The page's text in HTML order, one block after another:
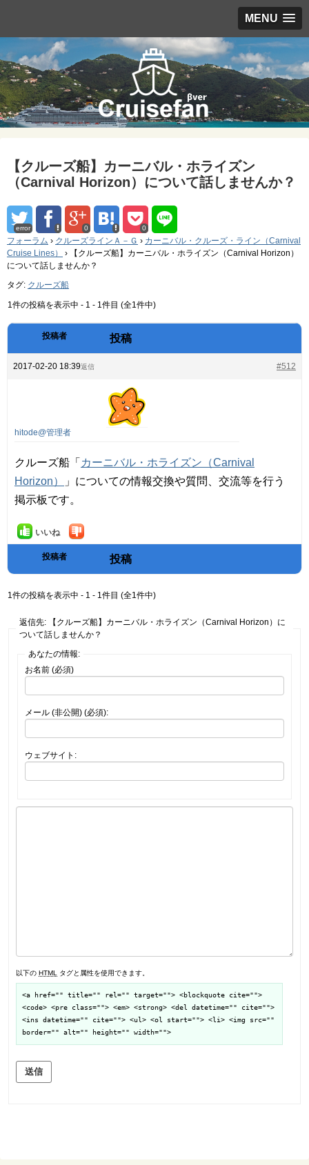
MENU
【クルーズ船】カーニバル・ホライズン
（Carnival Horizon）について話しませんか？
error 0 0
フォーラム › クルーズラインＡ－Ｇ › カーニバル・クルーズ・ライン（Carnival
Cruise Lines）
›
【クルーズ船】カーニバル・ホライズン（Carnival Horizon）
について話しませんか？
タグ: クルーズ船
1件の投稿を表示中 - 1 - 1件目 (全1件中)
投稿者 投稿
2017-02-20 18:39 #512
返信
hitode@管理者
クルーズ船「 カーニバル・ホライズン（Carnival
Horizon）
」についての情報交換や質問、交流等を行う
掲示板です。
いいね
投稿者 投稿
1件の投稿を表示中 - 1 - 1件目 (全1件中)
返信先: 【クルーズ船】カーニバル・ホライズン（Carnival Horizon）に
ついて話しませんか？
あなたの情報:
お名前 (必須)
メール (非公開) (必須):
ウェブサイト:
以下の HTML タグと属性を使用できます。
<a href="" title="" rel="" target=""> <blockquote cite="">
<code> <pre class=""> <em> <strong> <del datetime="" cite="">
<ins datetime="" cite=""> <ul> <ol start=""> <li> <img src=""
border="" alt="" height="" width="">
送信